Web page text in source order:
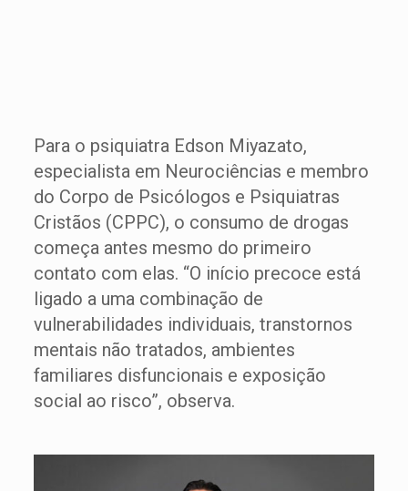
Para o psiquiatra Edson Miyazato,
especialista em Neurociências e membro
do Corpo de Psicólogos e Psiquiatras
Cristãos (CPPC), o consumo de drogas
começa antes mesmo do primeiro
contato com elas. “O início precoce está
ligado a uma combinação de
vulnerabilidades individuais, transtornos
mentais não tratados, ambientes
familiares disfuncionais e exposição
social ao risco”, observa.